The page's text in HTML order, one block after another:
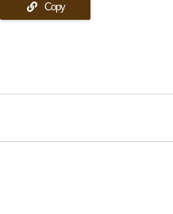
Copy